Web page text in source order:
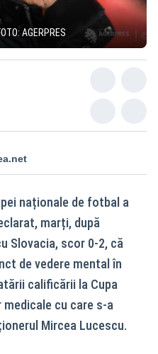
AGERPRES
naționale de fotbal a
marți, după
Slovacia, scor 0-2, că
de vedere mental în
calificării la Cupa
cu care s-a
Mircea Lucescu.